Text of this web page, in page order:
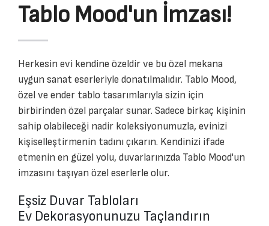
Tablo Mood'un İmzası!
Herkesin evi kendine özeldir ve bu özel mekana
uygun sanat eserleriyle donatılmalıdır. Tablo Mood,
özel ve ender tablo tasarımlarıyla sizin için
birbirinden özel parçalar sunar. Sadece birkaç kişinin
sahip olabileceği nadir koleksiyonumuzla, evinizi
kişiselleştirmenin tadını çıkarın. Kendinizi ifade
etmenin en güzel yolu, duvarlarınızda Tablo Mood'un
imzasını taşıyan özel eserlerle olur.
Eşsiz Duvar Tabloları
Ev Dekorasyonunuzu Taçlandırın